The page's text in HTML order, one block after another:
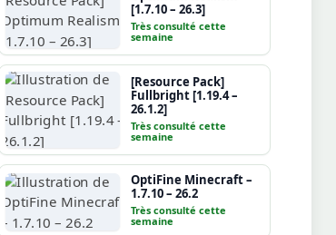
[1.7.10 – 26.3]
Très consulté cette
semaine
[Resource Pack]
Fullbright [1.19.4 –
26.1.2]
Très consulté cette
semaine
OptiFine Minecraft –
1.7.10 – 26.2
Très consulté cette
semaine